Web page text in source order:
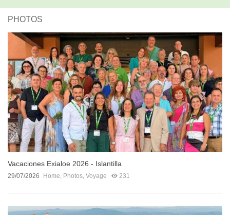
PHOTOS
Vacaciones Exialoe 2026 - Islantilla
29/07/2026 Home, Photos, Voyage 231